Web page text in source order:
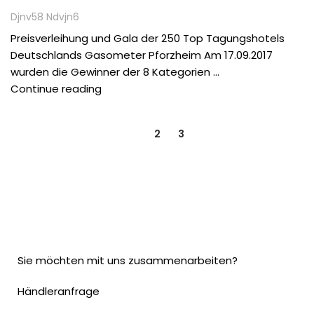
Djnv58 Ndvjn6
Preisverleihung und Gala der 250 Top Tagungshotels
Deutschlands Gasometer Pforzheim Am 17.09.2017
wurden die Gewinner der 8 Kategorien ...
Continue reading
2 3
Sie möchten mit uns zusammenarbeiten?
Händleranfrage